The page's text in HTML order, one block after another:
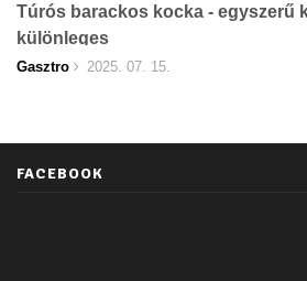
Túrós barackos kocka - egyszerű
különleges
Gasztro 2025. 07. 15.
FACEBOOK